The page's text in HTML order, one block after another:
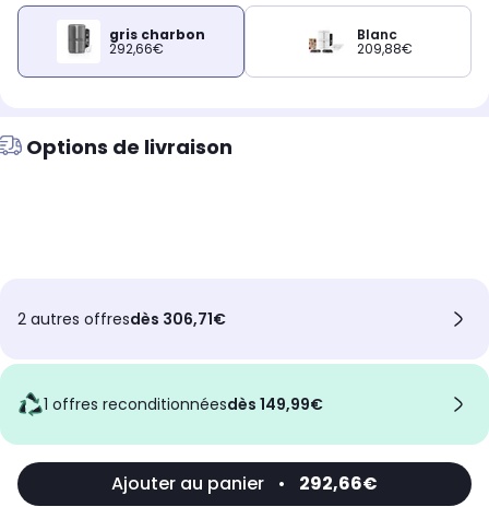
gris charbon
292,66€
Blanc
209,88€
Options de livraison
2 autres offresdès 306,71€
1 offres reconditionnées dès 149,99€
Ajouter au panier • 292,66€